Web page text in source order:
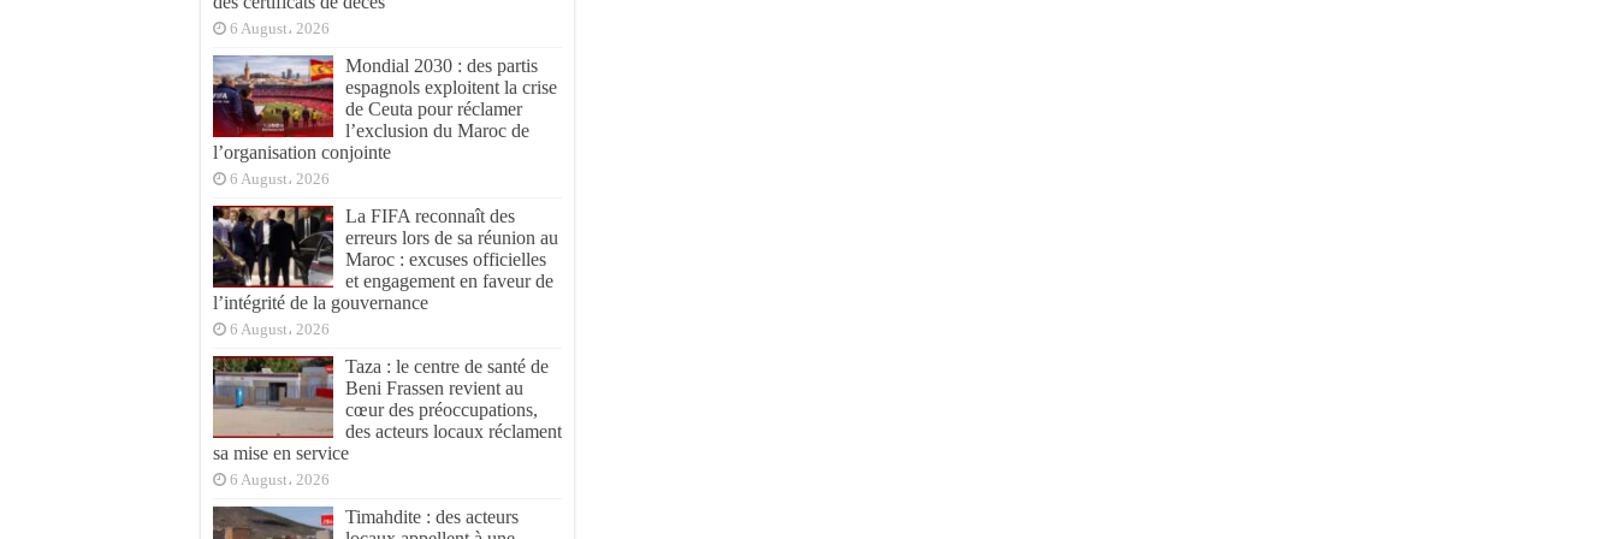
6 August، 2026
Mondial 2030 : des partis
espagnols exploitent la crise
de Ceuta pour réclamer
l’exclusion du Maroc de
l’organisation conjointe
6 August، 2026
La FIFA reconnaît des
erreurs lors de sa réunion au
Maroc : excuses officielles
et engagement en faveur de
l’intégrité de la gouvernance
6 August، 2026
Taza : le centre de santé de
Beni Frassen revient au
cœur des préoccupations,
des acteurs locaux réclament
sa mise en service
6 August، 2026
Timahdite : des acteurs